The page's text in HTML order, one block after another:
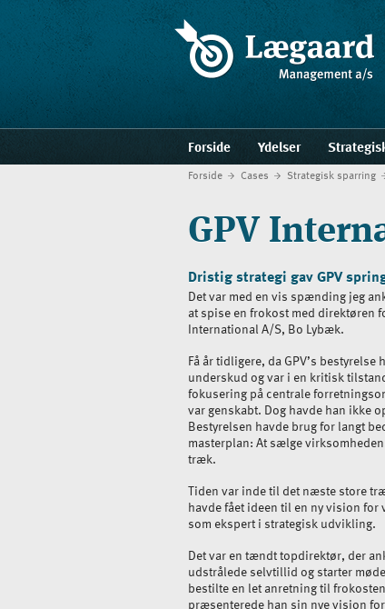
Forside Ydelser
Forside Cases Strategisk sparring
GPV
Dristig strategi gav GPV
Det var med en vis spænding jeg
at spise en frokost med direktøren
International A/S, Bo Lybæk.
Få år tidligere, da GPV’s
underskud og var i en kritisk
fokusering på centrale
var genskabt. Dog havde han
Bestyrelsen havde brug for langt
masterplan: At sælge
træk.
Tiden var inde til det næste store
havde fået ideen til en ny vision
som ekspert i strategisk udvikling.
Det var en tændt topdirektør, der
udstrålede selvtillid og starter
bestilte en let anretning til
præsenterede han sin nye vision